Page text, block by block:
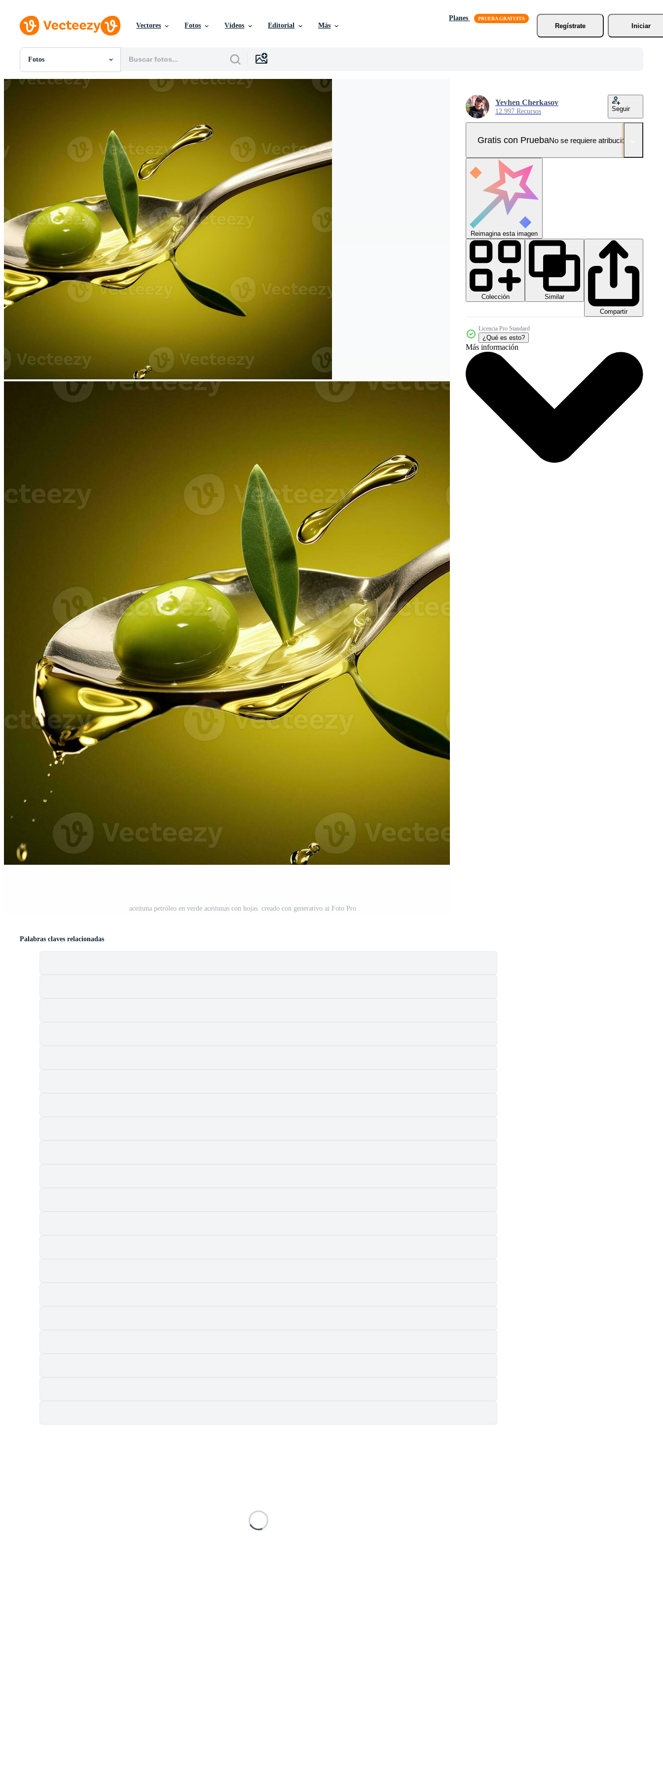
Vectores Fotos Vídeos Editorial Más
Planes
Regístrate
Iniciar
Fotos
Todas Imágenes
Fotos
Gráficos en Movimiento
Imágenes Editoriales
aceituna petróleo en verde aceitunas con hojas. creado con generativo ai Foto Pro
Yevhen Cherkasov
12.997 Recursos Seguir
Gratis con PruebaNo se requiere atribución!
Reimagina esta imagen
Colección
Similar
Compartir
Licencia Pro Standard
¿Qué es esto?
Más información
Palabras claves relacionadas